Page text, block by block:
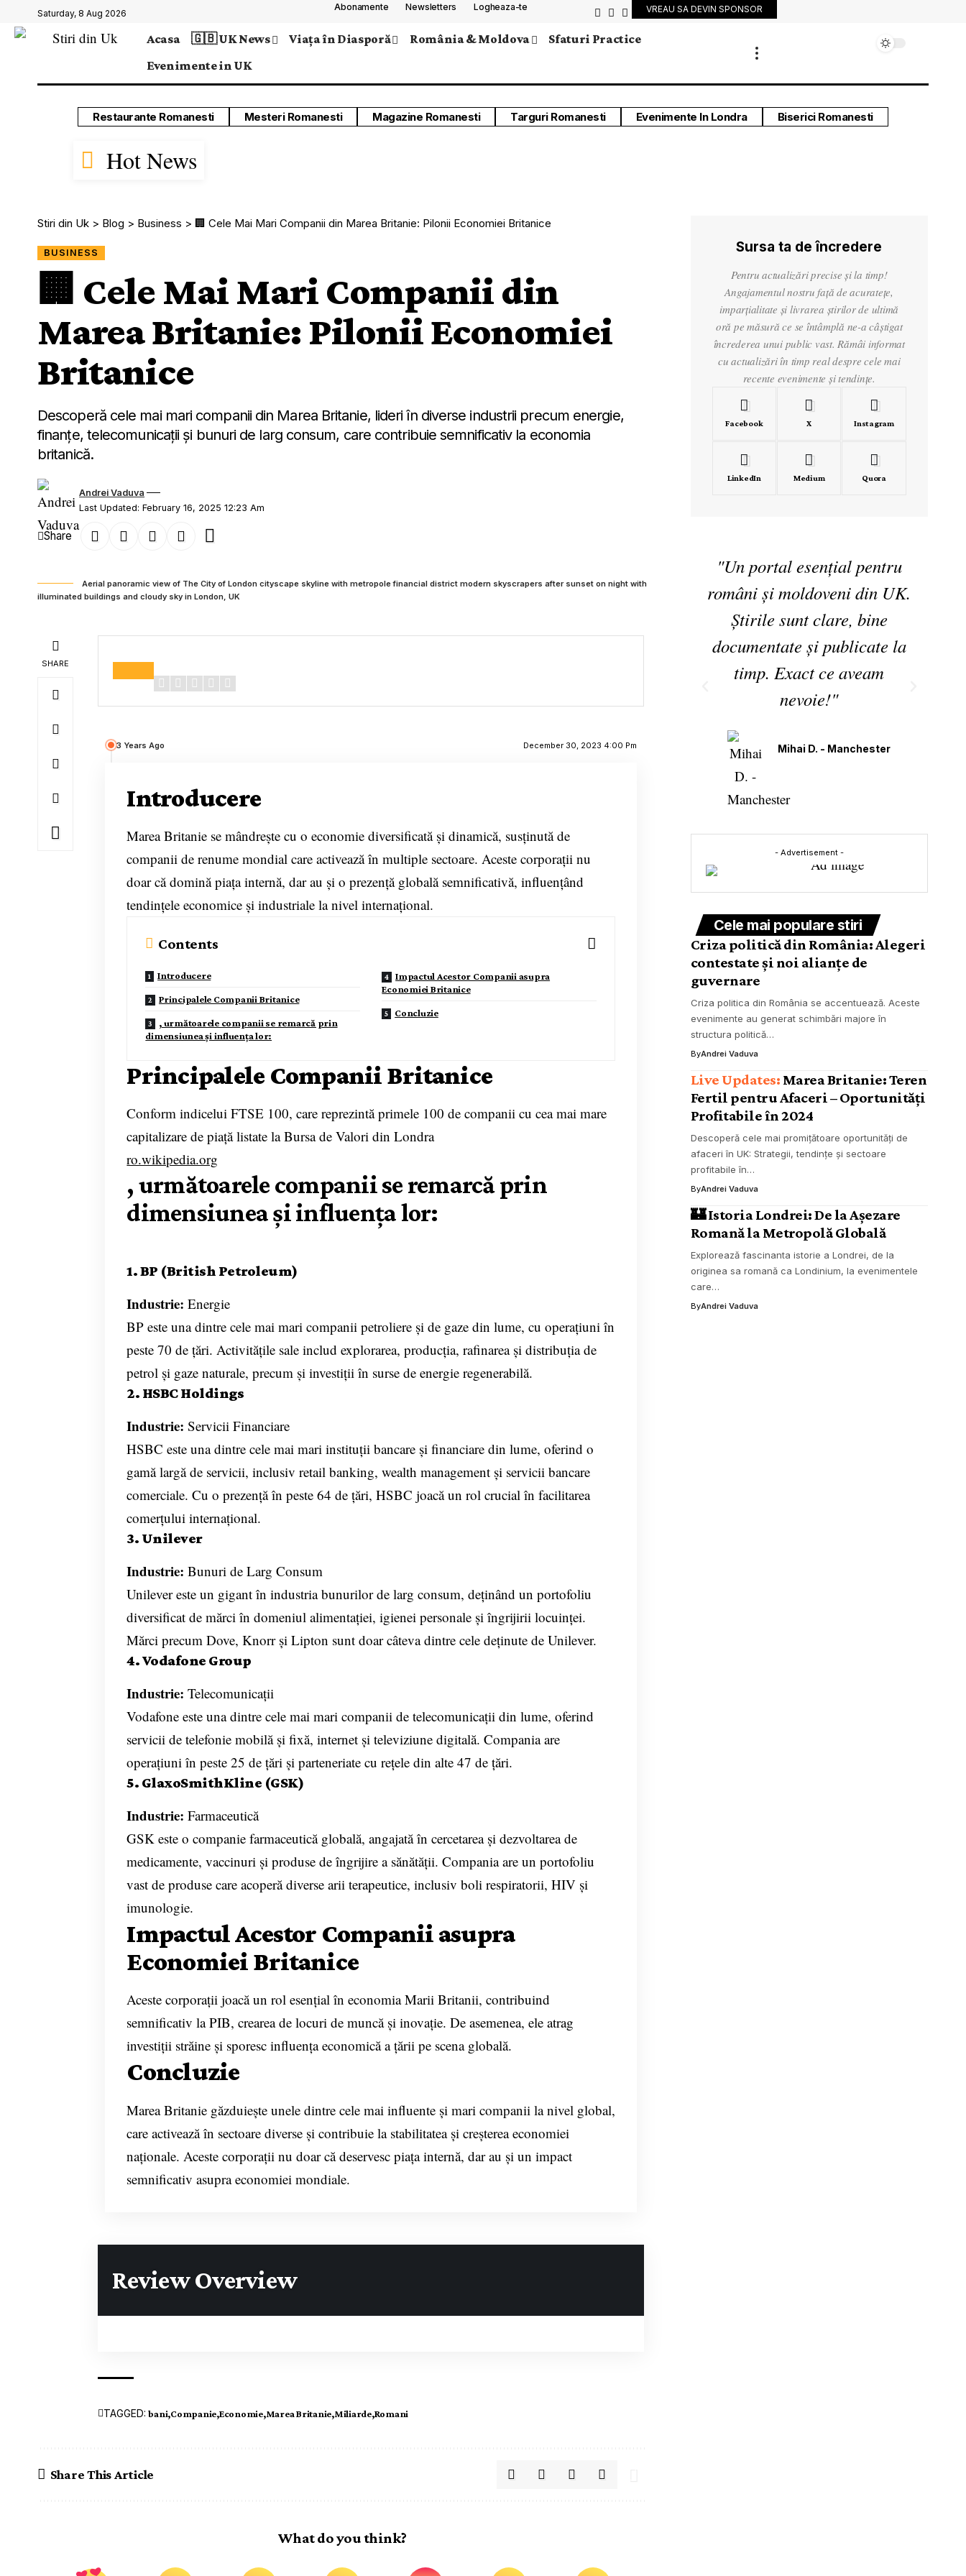
Saturday, 8 Aug 2026
Abonamente Newsletters Logheaza-te VREAU SA DEVIN SPONSOR
Acasa 🇬🇧 UK News Viața în Diasporă România & Moldova
Sfaturi Practice
Evenimente in UK
Biserici Romanesti
Evenimente In Londra
Targuri Romanesti
Magazine Romanesti
Mesteri Romanesti
Restaurante Romanesti
Hot News
Stiri din Uk > Blog > Business > 🏢 Cele Mai Mari Companii din Marea Britanie: Pilonii Economiei Britanice
BUSINESS
🏢 Cele Mai Mari Companii din
Marea Britanie: Pilonii Economiei
Britanice
Descoperă cele mai mari companii din Marea Britanie, lideri în diverse industrii precum energie,
finanțe, telecomunicații și bunuri de larg consum, care contribuie semnificativ la economia
britanică.
Last Updated: February 16, 2025 12:23 Am
Andrei Vaduva
Share
Aerial panoramic view of The City of London cityscape skyline with metropole financial district modern skyscrapers after sunset on night with
illuminated buildings and cloudy sky in London, UK
SHARE
3 Years Ago December 30, 2023 4:00 Pm
Introducere
Marea Britanie se mândrește cu o economie diversificată și dinamică, susținută de
companii de renume mondial care activează în multiple sectoare. Aceste corporații nu
doar că domină piața internă, dar au și o prezență globală semnificativă, influențând
tendințele economice și industriale la nivel internațional.
Contents
Introducere
Principalele Companii Britanice
, următoarele companii se remarcă prin
dimensiunea și influența lor:
Impactul Acestor Companii asupra
Economiei Britanice
Concluzie
Principalele Companii Britanice
Conform indicelui FTSE 100, care reprezintă primele 100 de companii cu cea mai mare
capitalizare de piață listate la Bursa de Valori din Londra
ro.wikipedia.org
, următoarele companii se remarcă prin
dimensiunea și influența lor:
1. BP (British Petroleum)
Industrie: Energie
BP este una dintre cele mai mari companii petroliere și de gaze din lume, cu operațiuni în
peste 70 de țări. Activitățile sale includ explorarea, producția, rafinarea și distribuția de
petrol și gaze naturale, precum și investiții în surse de energie regenerabilă.
2. HSBC Holdings
Industrie: Servicii Financiare
HSBC este una dintre cele mai mari instituții bancare și financiare din lume, oferind o
gamă largă de servicii, inclusiv retail banking, wealth management și servicii bancare
comerciale. Cu o prezență în peste 64 de țări, HSBC joacă un rol crucial în facilitarea
comerțului internațional.
3. Unilever
Industrie: Bunuri de Larg Consum
Unilever este un gigant în industria bunurilor de larg consum, deținând un portofoliu
diversificat de mărci în domeniul alimentației, igienei personale și îngrijirii locuinței.
Mărci precum Dove, Knorr și Lipton sunt doar câteva dintre cele deținute de Unilever.
4. Vodafone Group
Industrie: Telecomunicații
Vodafone este una dintre cele mai mari companii de telecomunicații din lume, oferind
servicii de telefonie mobilă și fixă, internet și televiziune digitală. Compania are
operațiuni în peste 25 de țări și parteneriate cu rețele din alte 47 de țări.
5. GlaxoSmithKline (GSK)
Industrie: Farmaceutică
GSK este o companie farmaceutică globală, angajată în cercetarea și dezvoltarea de
medicamente, vaccinuri și produse de îngrijire a sănătății. Compania are un portofoliu
vast de produse care acoperă diverse arii terapeutice, inclusiv boli respiratorii, HIV și
imunologie.
Impactul Acestor Companii asupra
Economiei Britanice
Aceste corporații joacă un rol esențial în economia Marii Britanii, contribuind
semnificativ la PIB, crearea de locuri de muncă și inovație. De asemenea, ele atrag
investiții străine și sporesc influența economică a țării pe scena globală.
Concluzie
Marea Britanie găzduiește unele dintre cele mai influente și mari companii la nivel global,
care activează în sectoare diverse și contribuie la stabilitatea și creșterea economiei
naționale. Aceste corporații nu doar că deservesc piața internă, dar au și un impact
semnificativ asupra economiei mondiale.
Review Overview
TAGGED: bani Companie Economie Marea Britanie Miliarde Romani
Share This Article
What do you think?
Sursa ta de încredere
Pentru actualizări precise și la timp!
Angajamentul nostru față de acuratețe,
imparțialitate și livrarea știrilor de ultimă
oră pe măsură ce se întâmplă ne-a câștigat
încrederea unui public vast. Rămâi informat
cu actualizări în timp real despre cele mai
recente evenimente și tendințe.
Facebook X Instagram
LinkedIn Medium Quora
"Un portal esențial pentru
români și moldoveni din UK.
Știrile sunt clare, bine
documentate și publicate la
timp. Exact ce aveam
nevoie!"
Mihai D. - Manchester
- Advertisement -
Cele mai populare stiri
Criza politică din România: Alegeri
contestate și noi alianțe de
guvernare
Criza politica din România se accentuează. Aceste
evenimente au generat schimbări majore în
structura politică…
ByAndrei Vaduva
Marea Britanie: Teren
Fertil pentru Afaceri – Oportunități
Profitabile în 2024
Descoperă cele mai promițătoare oportunități de
afaceri în UK: Strategii, tendințe și sectoare
profitabile în…
ByAndrei Vaduva
🏰 Istoria Londrei: De la Așezare
Romană la Metropolă Globală
Explorează fascinanta istorie a Londrei, de la
originea sa romană ca Londinium, la evenimentele
care…
ByAndrei Vaduva